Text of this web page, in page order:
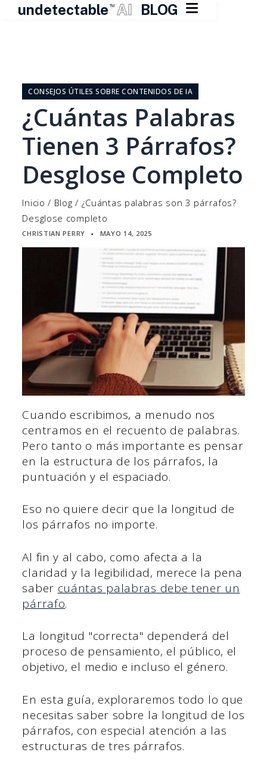
undetectable TM AI BLOG 
contenidoCONSEJOS ÚTILES SOBRE CONTENIDOS DE IA
¿Cuántas Palabras
Tienen 3 Párrafos?
Desglose Completo
Inicio / Blog / ¿Cuántas palabras son 3 párrafos?
Desglose completo
CHRISTIAN PERRY ▪ MAYO 14, 2025
Cuando escribimos, a menudo nos
centramos en el recuento de palabras.
Pero tanto o más importante es pensar
en la estructura de los párrafos, la
puntuación y el espaciado.
Eso no quiere decir que la longitud de
los párrafos no importe.
Al fin y al cabo, como afecta a la
claridad y la legibilidad, merece la pena
saber cuántas palabras debe tener un
párrafo.
La longitud "correcta" dependerá del
proceso de pensamiento, el público, el
objetivo, el medio e incluso el género.
En esta guía, exploraremos todo lo que
necesitas saber sobre la longitud de los
párrafos, con especial atención a las
estructuras de tres párrafos.